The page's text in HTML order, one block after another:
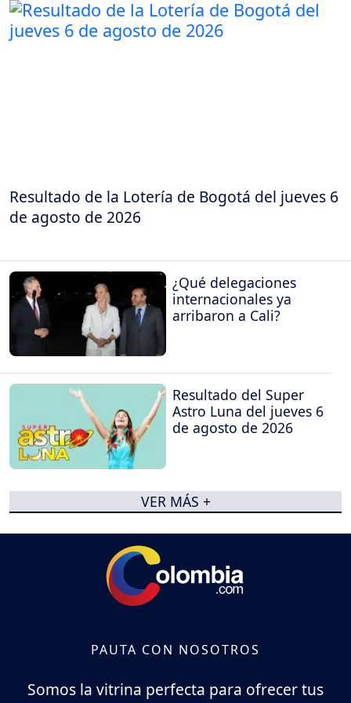
Resultado de la Lotería de Bogotá del jueves 6
de agosto de 2026
¿Qué delegaciones
internacionales ya
arribaron a Cali?
Resultado del Super
Astro Luna del jueves 6
de agosto de 2026
VER MÁS +
PAUTA CON NOSOTROS
Somos la vitrina perfecta para ofrecer tus